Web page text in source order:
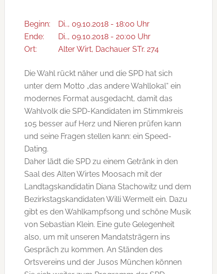
Beginn:
Di.., 09.10.2018 - 18:00 Uhr
Ende:
Di.., 09.10.2018 - 20:00 Uhr
Ort:
Alter Wirt, Dachauer STr. 274
Die Wahl rückt näher und die SPD hat sich
unter dem Motto „das andere Wahllokal“ ein
modernes Format ausgedacht, damit das
Wahlvolk die SPD-Kandidaten im Stimmkreis
105 besser auf Herz und Nieren prüfen kann
und seine Fragen stellen kann: ein Speed-
Dating.
Daher lädt die SPD zu einem Getränk in den
Saal des Alten Wirtes Moosach mit der
Landtagskandidatin Diana Stachowitz und dem
Bezirkstagskandidaten Willi Wermelt ein. Dazu
gibt es den Wahlkampfsong und schöne Musik
von Sebastian Klein. Eine gute Gelegenheit
also, um mit unseren Mandatsträgern ins
Gespräch zu kommen. An Ständen des
Ortsvereins und der Jusos München können